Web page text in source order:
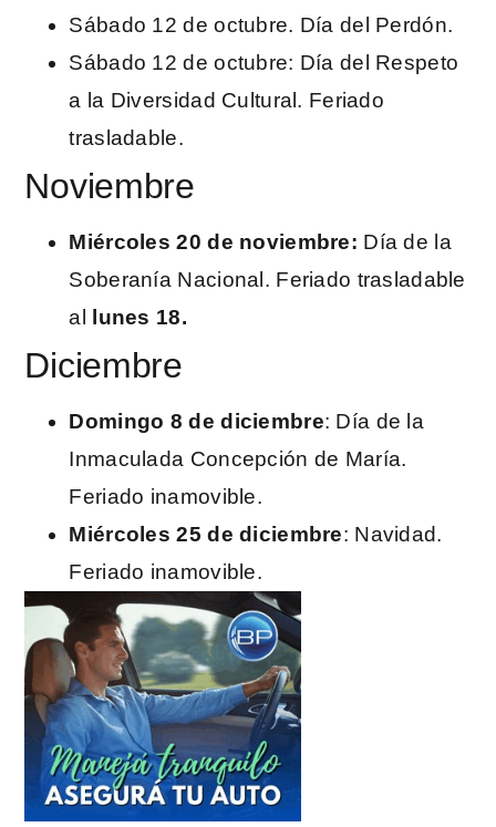
Sábado 12 de octubre. Día del Perdón.
Sábado 12 de octubre: Día del Respeto
a la Diversidad Cultural. Feriado
trasladable.
Noviembre
Miércoles 20 de noviembre: Día de la
Soberanía Nacional. Feriado trasladable
al lunes 18.
Diciembre
Domingo 8 de diciembre: Día de la
Inmaculada Concepción de María.
Feriado inamovible.
Miércoles 25 de diciembre: Navidad.
Feriado inamovible.